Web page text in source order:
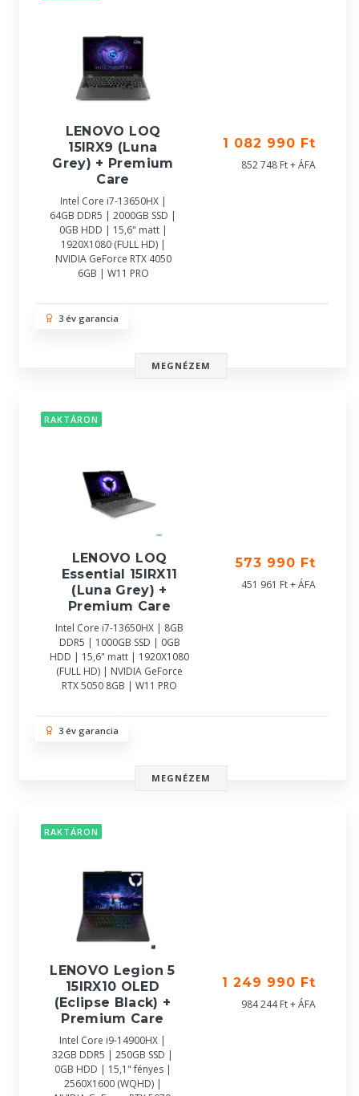
LENOVO LOQ
15IRX9 (Luna
Grey) + Premium
Care
Intel Core i7-13650HX |
64GB DDR5 | 2000GB SSD |
0GB HDD | 15,6" matt |
1920X1080 (FULL HD) |
NVIDIA GeForce RTX 4050
6GB | W11 PRO
1 082 990 Ft
852 748 Ft + ÁFA
3 év garancia
MEGNÉZEM
RAKTÁRON
LENOVO LOQ
Essential 15IRX11
(Luna Grey) +
Premium Care
Intel Core i7-13650HX | 8GB
DDR5 | 1000GB SSD | 0GB
HDD | 15,6" matt | 1920X1080
(FULL HD) | NVIDIA GeForce
RTX 5050 8GB | W11 PRO
573 990 Ft
451 961 Ft + ÁFA
3 év garancia
MEGNÉZEM
RAKTÁRON
LENOVO Legion 5
15IRX10 OLED
(Eclipse Black) +
Premium Care
Intel Core i9-14900HX |
32GB DDR5 | 250GB SSD |
0GB HDD | 15,1" fényes |
2560X1600 (WQHD) |
1 249 990 Ft
984 244 Ft + ÁFA